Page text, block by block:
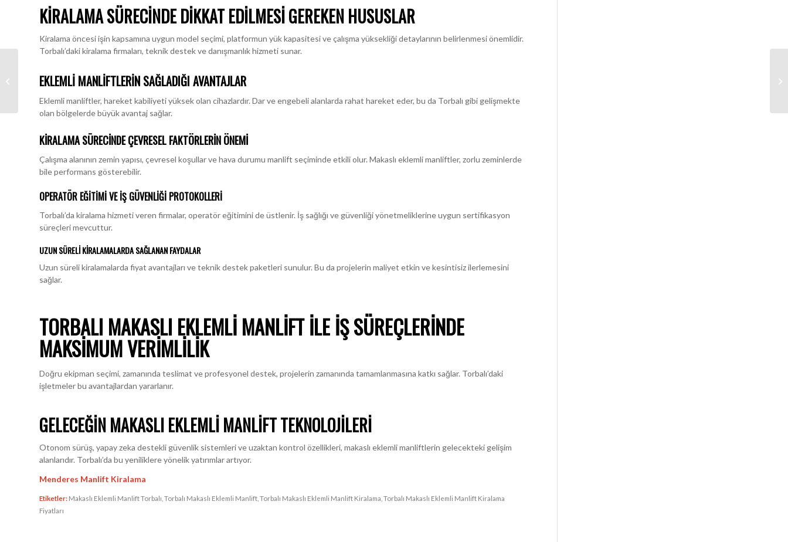
KIRALAMA SÜRECINDE DIKKAT EDILMESI GEREKEN HUSUSLAR
Kiralama öncesi işin kapsamına uygun model seçimi, platformun yük kapasitesi ve çalışma yüksekliği detaylarının belirlenmesi önemlidir.
Torbalı’daki kiralama firmaları, teknik destek ve danışmanlık hizmeti sunar.
EKLEMLI MANLIFTLERIN SAĞLADIĞI AVANTAJLAR
Eklemli manliftler, hareket kabiliyeti yüksek olan cihazlardır. Dar ve engebeli alanlarda rahat hareket eder, bu da Torbalı gibi gelişmekte
olan bölgelerde büyük avantaj sağlar.
KIRALAMA SÜRECINDE ÇEVRESEL FAKTÖRLERIN ÖNEMI
Çalışma alanının zemin yapısı, çevresel koşullar ve hava durumu manlift seçiminde etkili olur. Makaslı eklemli manliftler, zorlu zeminlerde
bile performans gösterebilir.
OPERATÖR EĞITIMI VE İŞ GÜVENLIĞI PROTOKOLLERI
Torbalı’da kiralama hizmeti veren firmalar, operatör eğitimini de üstlenir. İş sağlığı ve güvenliği yönetmeliklerine uygun sertifikasyon
süreçleri mevcuttur.
UZUN SÜRELI KIRALAMALARDA SAĞLANAN FAYDALAR
Uzun süreli kiralamalarda fiyat avantajları ve teknik destek paketleri sunulur. Bu da projelerin maliyet etkin ve kesintisiz ilerlemesini
sağlar.
TORBALI MAKASLI EKLEMLI MANLIFT ILE İŞ SÜREÇLERINDE
MAKSIMUM VERIMLILIK
Doğru ekipman seçimi, zamanında teslimat ve profesyonel destek, projelerin zamanında tamamlanmasına katkı sağlar. Torbalı’daki
işletmeler bu avantajlardan yararlanır.
GELECEĞIN MAKASLI EKLEMLI MANLIFT TEKNOLOJILERI
Otonom sürüş, yapay zeka destekli güvenlik sistemleri ve uzaktan kontrol özellikleri, makaslı eklemli manliftlerin gelecekteki gelişim
alanlarıdır. Torbalı’da bu yeniliklere yönelik yatırımlar artıyor.
Menderes Manlift Kiralama
Etiketler: Makaslı Eklemli Manlift Torbalı Torbalı Makaslı Eklemli Manlift Torbalı Makaslı Eklemli Manlift Kiralama Torbalı Makaslı Eklemli Manlift Kiralama
Fiyatları
TORBALI MANLİFT
PLATFORM